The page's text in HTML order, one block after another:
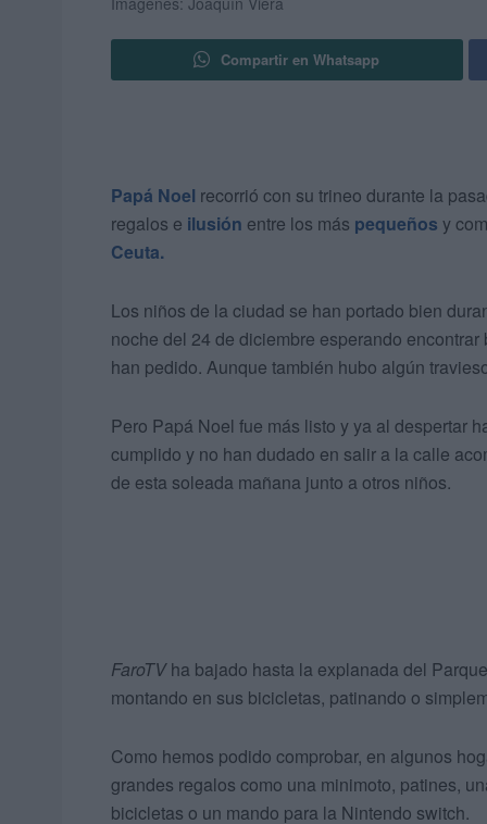
Compartir en Whatsapp
Papá Noel recorrió con su trineo durante la
regalos e ilusión entre los más pequeños y
Ceuta.
Los niños de la ciudad se han portado bien
noche del 24 de diciembre esperando
han pedido. Aunque también hubo algún
Pero Papá Noel fue más listo y ya al despertar
cumplido y no han dudado en salir a la calle
de esta soleada mañana junto a otros niños.
FaroTVha bajado hasta la explanada del
montando en sus bicicletas, patinando o
Como hemos podido comprobar, en algunos
grandes regalos como una minimoto, patines,
bicicletas o un mando para la Nintendo switch.